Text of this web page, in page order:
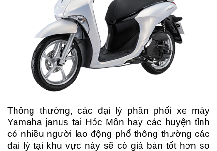
Thông thường, các đại lý phân phối xe máy
Yamaha janus tại Hóc Môn hay các huyện tỉnh
có nhiều người lao động phổ thông thường các
đại lý tại khu vực này sẽ có giá bán tốt hơn so